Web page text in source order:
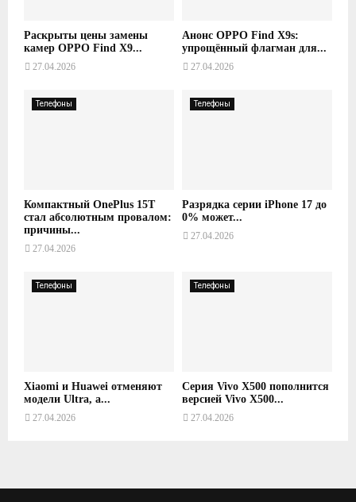
Раскрыты цены замены
камер OPPO Find X9...
27.04.2026
Анонс OPPO Find X9s:
упрощённый флагман для...
27.04.2026
Телефоны
Компактный OnePlus 15T
стал абсолютным провалом:
причины...
27.04.2026
Телефоны
Разрядка серии iPhone 17 до
0% может...
27.04.2026
Телефоны
Xiaomi и Huawei отменяют
модели Ultra, а...
27.04.2026
Телефоны
Серия Vivo X500 пополнится
версией Vivo X500...
27.04.2026